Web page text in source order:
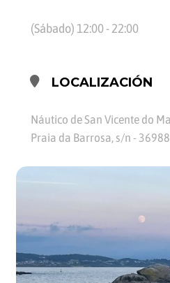
(Sábado) 12:00 - 22:00
LOCALIZACIÓN
Náutico de San Vicente do
Praia da Barrosa, s/n -